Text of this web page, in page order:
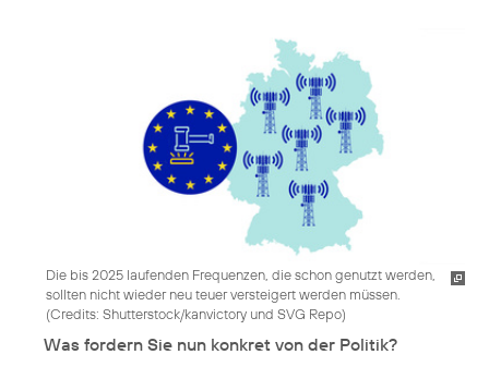
Die bis 2025 laufenden Frequenzen, die schon genutzt werden,
sollten nicht wieder neu teuer versteigert werden müssen.
(Credits: Shutterstock/kanvictory und SVG Repo)
Was fordern Sie nun konkret von der Politik?